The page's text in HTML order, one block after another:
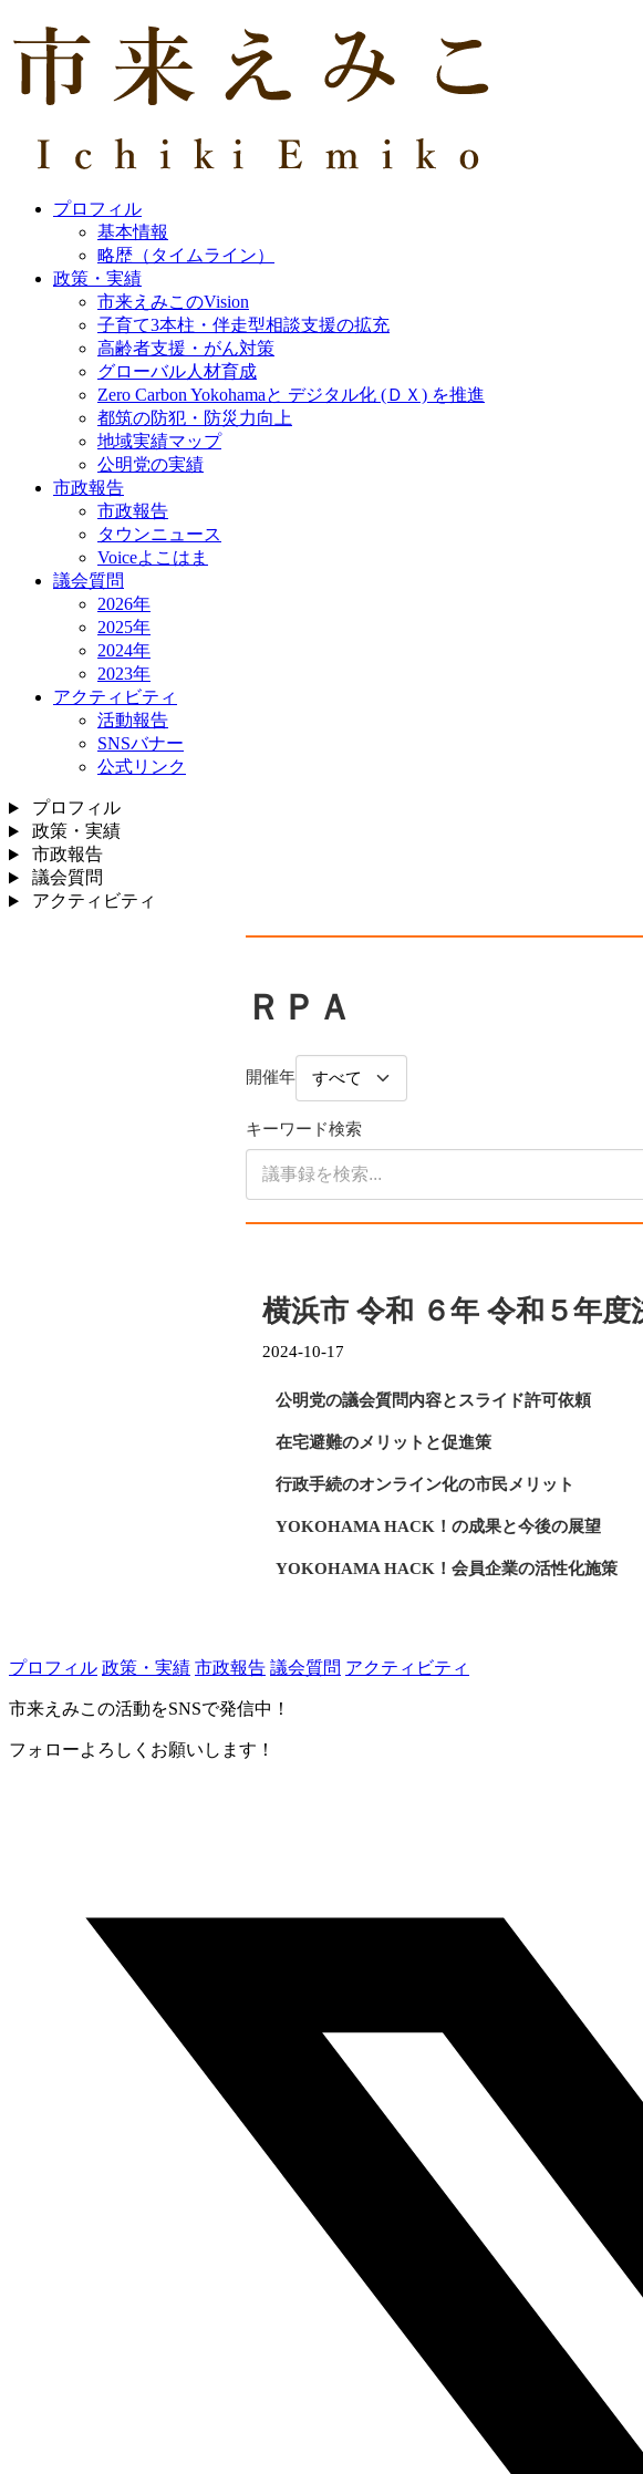
プロフィル
基本情報
略歴（タイムライン）
政策・実績
市来えみこのVision
子育て3本柱・伴走型相談支援の拡充
高齢者支援・がん対策
グローバル人材育成
Zero Carbon Yokohamaと デジタル化 (ＤＸ) を推進
都筑の防犯・防災力向上
地域実績マップ
公明党の実績
市政報告
市政報告
タウンニュース
Voiceよこはま
議会質問
2026年
2025年
2024年
2023年
アクティビティ
活動報告
SNSバナー
公式リンク
プロフィル
政策・実績
市政報告
議会質問
アクティビティ
ＲＰＡ
開催年
キーワード検索
横浜市 令和 ６年 令和５年度
2024-10-17
公明党の議会質問内容とスライド許可依頼
在宅避難のメリットと促進策
行政手続のオンライン化の市民メリット
YOKOHAMA HACK！の成果と今後の展望
YOKOHAMA HACK！会員企業の活性化施策
プロフィル 政策・実績 市政報告 議会質問 アクティビティ
市来えみこの活動をSNSで発信中！
フォローよろしくお願いします！